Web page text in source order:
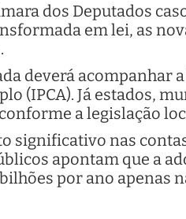
dos Deputados
em lei, as
deverá acompanhar
(IPCA). Já estados,
a legislação
significativo nas
apontam que a
por ano apenas